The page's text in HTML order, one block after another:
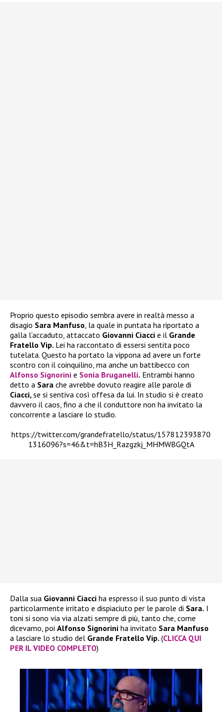
Proprio questo episodio sembra avere in realtà messo a
disagio Sara Manfuso , la quale in puntata ha riportato a
galla l’accaduto, attaccato Giovanni Ciacci e il Grande
Fratello Vip. Lei ha raccontato di essersi sentita poco
tutelata. Questo ha portato la vippona ad avere un forte
scontro con il coinquilino, ma anche un battibecco con
Alfonso Signorini e Sonia Bruganelli. Entrambi hanno
detto a Sara che avrebbe dovuto reagire alle parole di
Ciacci, se si sentiva così offesa da lui. In studio si è creato
davvero il caos, fino a che il conduttore non ha invitato la
concorrente a lasciare lo studio.
https://twitter.com/grandefratello/status/157812393870
1316096?s=46&t=hB3H_Razgzkj_MHMWBGQtA
Dalla sua Giovanni Ciacci ha espresso il suo punto di vista
particolarmente irritato e dispiaciuto per le parole di Sara. I
toni si sono via via alzati sempre di più, tanto che, come
dicevamo, poi Alfonso Signorini ha invitato Sara Manfuso
a lasciare lo studio del Grande Fratello Vip. (CLICCA QUI
PER IL VIDEO COMPLETO)